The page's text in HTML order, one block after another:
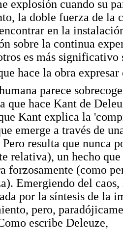
explosión cuando su
la doble fuerza de la
en la
sobre la continua
es más
hace la obra
parece
que hace Kant de
Kant explica la
emerge a través de
resulta que nunca
relativa), un hecho
forzosamente (como
Emergiendo del
por la síntesis de la
pero,
escribe Deleuze,